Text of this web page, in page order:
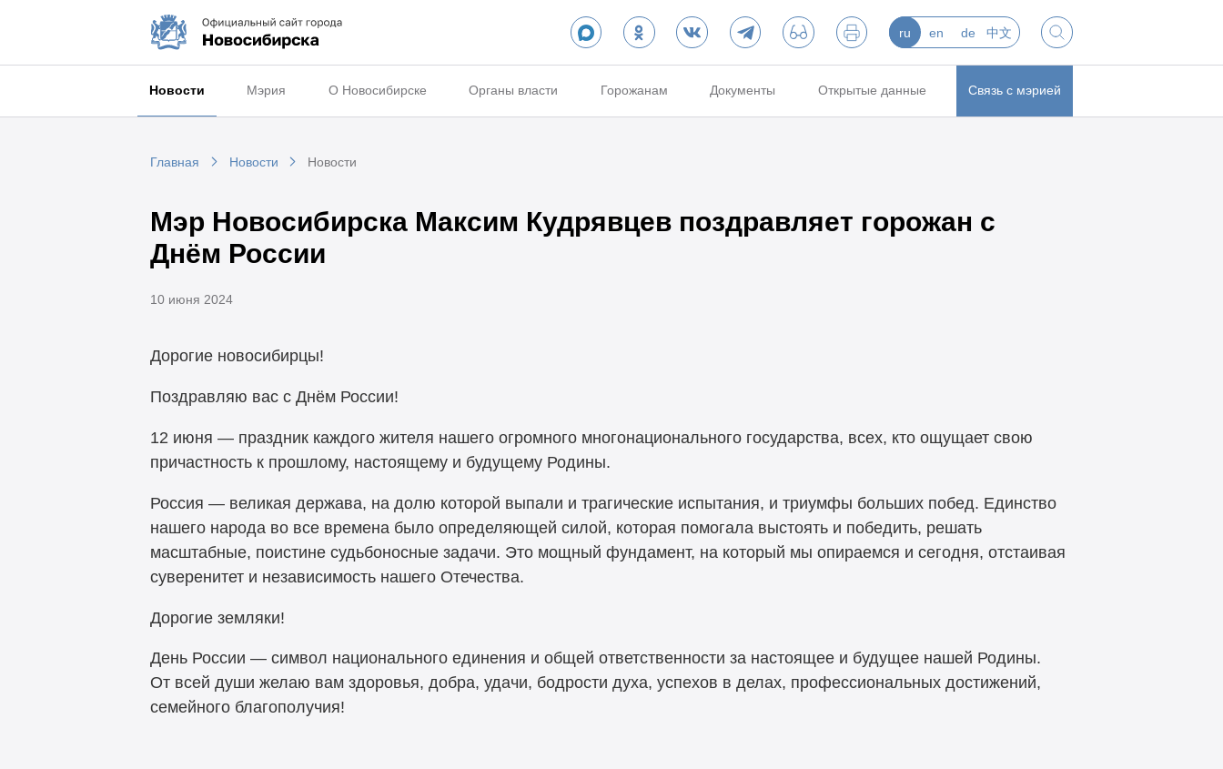
ru en de 中文
Новости Мэрия О Новосибирске Органы власти Горожанам Документы Открытые данные Связь с мэрией
Главная Новости Новости
Мэр Новосибирска Максим Кудрявцев поздравляет горожан с
Днём России
10 июня 2024
Дорогие новосибирцы!
Поздравляю вас с Днём России!
12 июня — праздник каждого жителя нашего огромного многонационального государства, всех, кто ощущает свою
причастность к прошлому, настоящему и будущему Родины.
Россия — великая держава, на долю которой выпали и трагические испытания, и триумфы больших побед. Единство
нашего народа во все времена было определяющей силой, которая помогала выстоять и победить, решать
масштабные, поистине судьбоносные задачи. Это мощный фундамент, на который мы опираемся и сегодня, отстаивая
суверенитет и независимость нашего Отечества.
Дорогие земляки!
День России — символ национального единения и общей ответственности за настоящее и будущее нашей Родины.
От всей души желаю вам здоровья, добра, удачи, бодрости духа, успехов в делах, профессиональных достижений,
семейного благополучия!